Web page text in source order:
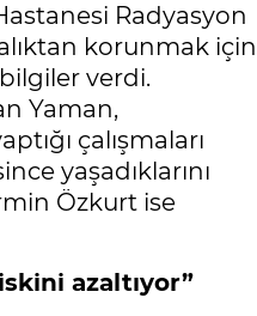
Radyasyon
korunmak için
verdi.
Yaman,
çalışmaları
yaşadıklarını
Özkurt ise
azaltıyor”